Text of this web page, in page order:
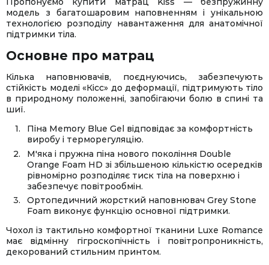
модель з багатошаровим наповненням і унікальною
технологією розподілу навантаження для анатомічної
підтримки тіла.
Основне про матрац
Кілька наповнювачів, поєднуючись, забезпечують
стійкість моделі «Кісс» до деформації, підтримують тіло
в природному положенні, запобігаючи болю в спині та
шиї.
Піна Memory Blue Gel відповідає за комфортність
виробу і терморегуляцію.
М'яка і пружна піна нового покоління Double
Orange Foam HD зі збільшеною кількістю осередків
рівномірно розподіляє тиск тіла на поверхню і
забезпечує повітрообмін.
Ортопедичний жорсткий наповнювач Grey Stone
Foam виконує функцію основної підтримки.
Чохол із тактильно комфортної тканини Luxe Romance
має відмінну гігроскопічність і повітропроникність,
декорований стильним принтом.